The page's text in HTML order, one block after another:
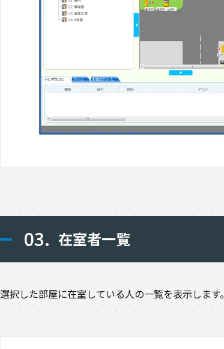
03. 在室者一覧
選択した部屋に在室している人の一覧を表示します。